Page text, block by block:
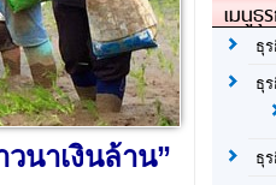
นาเงินล้าน”
เมนูธุ
ธุ
ธุ
ธุ